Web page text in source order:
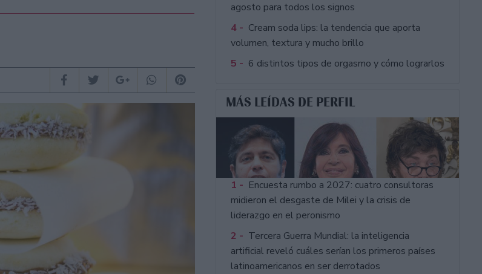
agosto para todos los signos
4 - Cream soda lips: la tendencia que aporta
volumen, textura y mucho brillo
5 - 6 distintos tipos de orgasmo y cómo lograrlos
MÁS LEÍDAS DE PERFIL
1 - Encuesta rumbo a 2027: cuatro consultoras
midieron el desgaste de Milei y la crisis de
liderazgo en el peronismo
2 - Tercera Guerra Mundial: la inteligencia
artificial reveló cuáles serían los primeros países
latinoamericanos en ser derrotados